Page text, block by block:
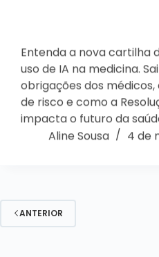
Entenda a nova cartilha
uso de IA na medicina.
obrigações dos
de risco e como a
impacta o futuro da
Aline Sousa
4 de
ANTERIOR